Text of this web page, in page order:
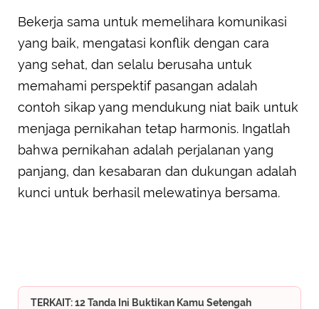
Bekerja sama untuk memelihara komunikasi
yang baik, mengatasi konflik dengan cara
yang sehat, dan selalu berusaha untuk
memahami perspektif pasangan adalah
contoh sikap yang mendukung niat baik untuk
menjaga pernikahan tetap harmonis. Ingatlah
bahwa pernikahan adalah perjalanan yang
panjang, dan kesabaran dan dukungan adalah
kunci untuk berhasil melewatinya bersama.
TERKAIT: 12 Tanda Ini Buktikan Kamu Setengah